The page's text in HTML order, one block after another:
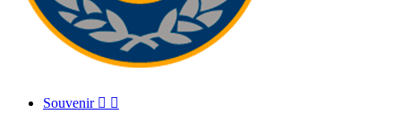
Souvenir  